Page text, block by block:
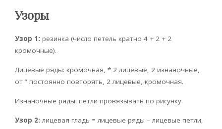
Узоры
Узор 1: резинка (число петель кратно 4 + 2 + 2
кромочные).
Лицевые ряды: кромочная, * 2 лицевые, 2 изнаночные,
от ” постоянно повторять, 2 лицевые, кромочная.
Изнаночные ряды: петли провязывать по рисунку.
Узор 2: лицевая гладь = лицевые ряды – лицевые петли,